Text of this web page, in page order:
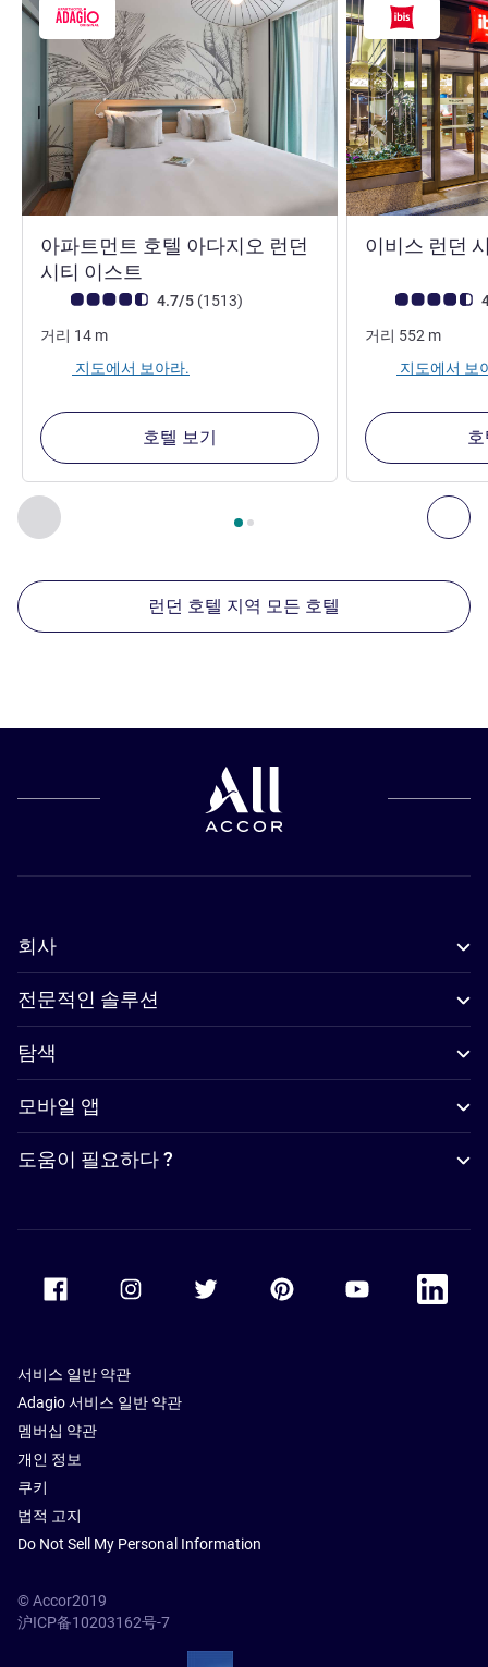
이전 - 주변에 있는 다른 시설 다
2/ 페이지 , 주변에 있는 다른 시설 1 :, 주변에 있는 다른 시
아파트먼트 호텔 아다지오 런던
시티 이스트
고객 평점 (ALL 평가)
4.7/5 (1513리뷰
)
거리 14 m
지도에서 보아라.
호텔 보기
이비스 런던
고객 평점 (ALL 평
거리 552 m
지도에서 보
런던 호텔 지역 모든 호텔
회사
전문적인 솔루션
탐색
모바일 앱
도움이 필요하다 ?
Accor Youtube
Accor
서비스 일반 약관
Adagio 서비스 일반 약관
멤버십 약관
개인 정보
쿠키
법적 고지
Do Not Sell My Personal Information
© Accor2019
沪ICP备10203162号-7